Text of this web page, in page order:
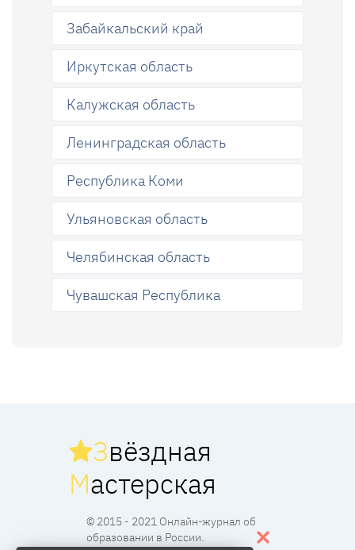
Забайкальский край
Иркутская область
Калужская область
Ленинградская область
Республика Коми
Ульяновская область
Челябинская область
Чувашская Республика
Звёздная
Мастерская
© 2015 - 2021 Онлайн-журнал об
образовании в России.